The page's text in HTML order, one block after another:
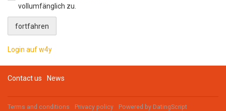
vollumfänglich zu.
Login auf w4y
Contact us News
Terms and conditions Privacy policy Powered by DatingScript